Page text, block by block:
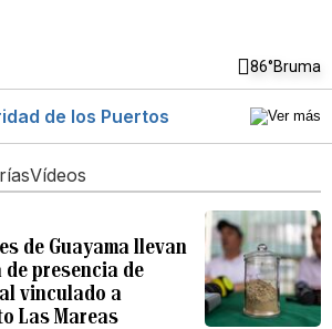
86°Bruma
de los Puertos
Vídeos
de Guayama llevan
de presencia de
vinculado a
Las Mareas